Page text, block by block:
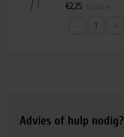
€2,25
Advies of hulp nodig?